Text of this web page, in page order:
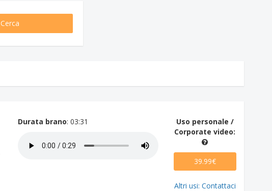
Cerca
Durata brano: 03:31
Uso personale /
Corporate video:
39.99€
Altri usi: Contattaci